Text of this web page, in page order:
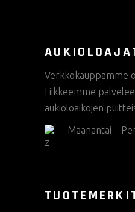
Verkkokauppamme
Liikkeemme
aukioloaikojen
Maanantai –